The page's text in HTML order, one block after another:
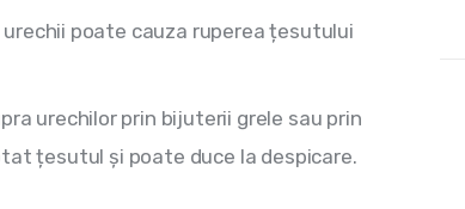
poate cauza ruperea țesutului
urechilor prin bijuterii grele sau prin
țesutul și poate duce la despicare.